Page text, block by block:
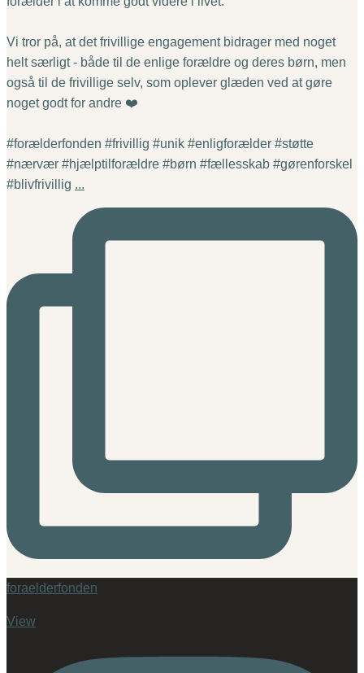
Vi tror på, at det frivillige engagement bidrager med noget
helt særligt - både til de enlige forældre og deres børn, men
også til de frivillige selv, som oplever glæden ved at gøre
noget godt for andre ❤️
#forælderfonden #frivillig #unik #enligforælder #støtte
#nærvær #hjælptilforældre #børn #fællesskab #gørenforskel
#blivfrivillig ...
foraelderfonden
View